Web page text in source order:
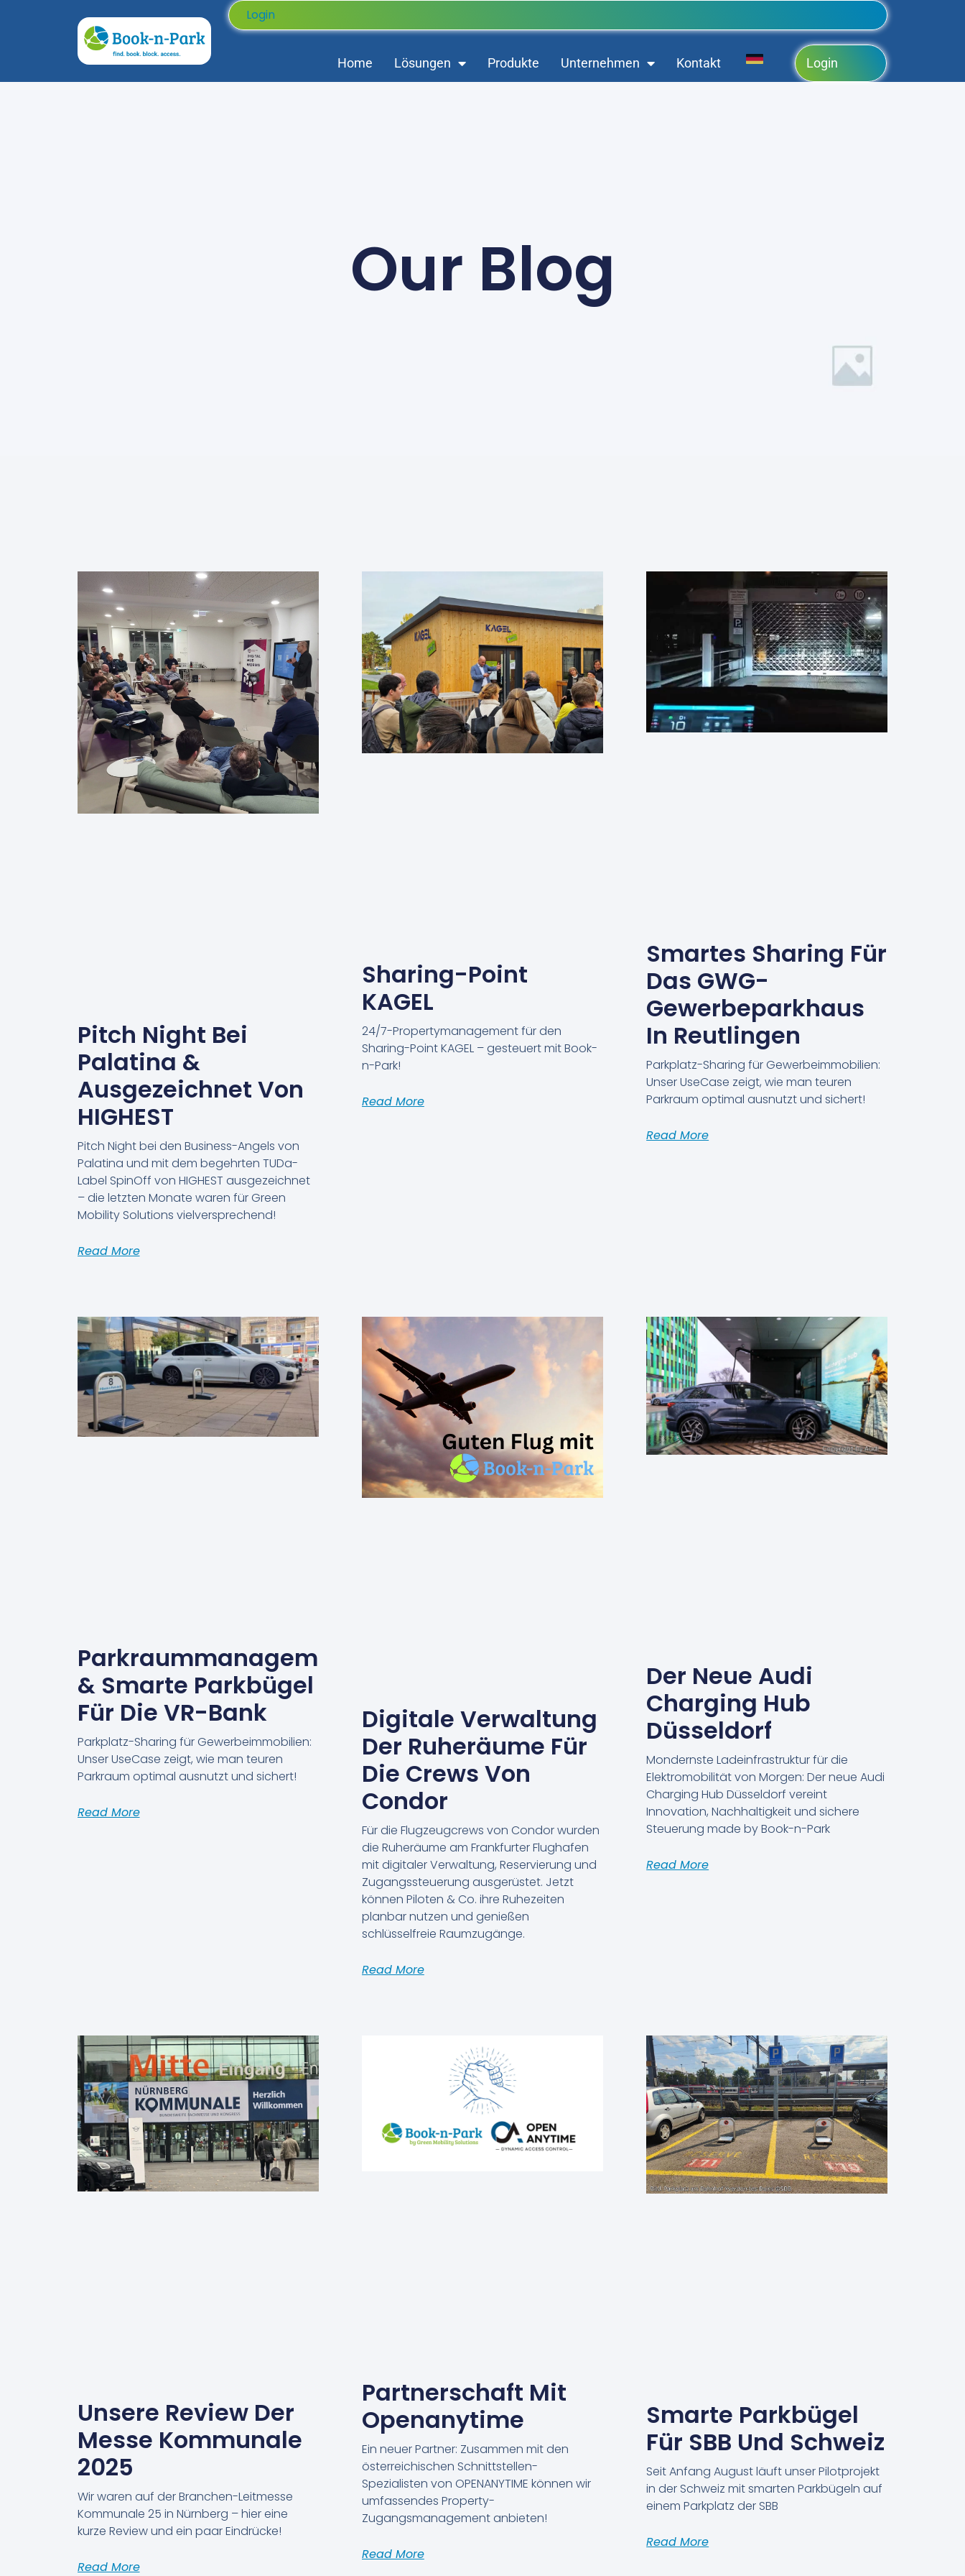
Login
Home Lösungen Produkte Unternehmen Kontakt Login
Our Blog
Pitch Night Bei
Palatina &
Ausgezeichnet Von
HIGHEST
Pitch Night bei den Business-Angels von
Palatina und mit dem begehrten TUDa-
Label SpinOff von HIGHEST ausgezeichnet
– die letzten Monate waren für Green
Mobility Solutions vielversprechend!
Read More
Sharing-Point
KAGEL
24/7-Propertymanagement für den
Sharing-Point KAGEL – gesteuert mit Book-
n-Park!
Read More
Smartes Sharing Für
Das GWG-
Gewerbeparkhaus
In Reutlingen
Parkplatz-Sharing für Gewerbeimmobilien:
Unser UseCase zeigt, wie man teuren
Parkraum optimal ausnutzt und sichert!
Read More
Parkraummanagement
& Smarte Parkbügel
Für Die VR-Bank
Parkplatz-Sharing für Gewerbeimmobilien:
Unser UseCase zeigt, wie man teuren
Parkraum optimal ausnutzt und sichert!
Read More
Digitale Verwaltung
Der Ruheräume Für
Die Crews Von
Condor
Für die Flugzeugcrews von Condor wurden
die Ruheräume am Frankfurter Flughafen
mit digitaler Verwaltung, Reservierung und
Zugangssteuerung ausgerüstet. Jetzt
können Piloten & Co. ihre Ruhezeiten
planbar nutzen und genießen
schlüsselfreie Raumzugänge.
Read More
Der Neue Audi
Charging Hub
Düsseldorf
Mondernste Ladeinfrastruktur für die
Elektromobilität von Morgen: Der neue Audi
Charging Hub Düsseldorf vereint
Innovation, Nachhaltigkeit und sichere
Steuerung made by Book-n-Park
Read More
Unsere Review Der
Messe Kommunale
2025
Wir waren auf der Branchen-Leitmesse
Kommunale 25 in Nürnberg – hier eine
kurze Review und ein paar Eindrücke!
Read More
Partnerschaft Mit
Openanytime
Ein neuer Partner: Zusammen mit den
österreichischen Schnittstellen-
Spezialisten von OPENANYTIME können wir
umfassendes Property-
Zugangsmanagement anbieten!
Read More
Smarte Parkbügel
Für SBB Und Schweiz
Seit Anfang August läuft unser Pilotprojekt
in der Schweiz mit smarten Parkbügeln auf
einem Parkplatz der SBB
Read More